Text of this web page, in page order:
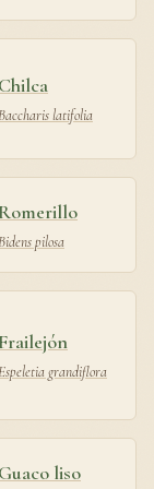
Chilca
latifolia
Romerillo
pilosa
Frailejón
grandiflora
Guaco liso